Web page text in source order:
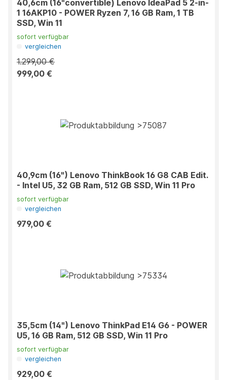
40,6cm (16"convertible) Lenovo IdeaPad 5 2-in-
1 16AKP10 - POWER Ryzen 7, 16 GB Ram, 1 TB
SSD, Win 11
sofort verfügbar
vergleichen
1.299,00 €
999,00 €
40,9cm (16") Lenovo ThinkBook 16 G8 CAB Edit.
- Intel U5, 32 GB Ram, 512 GB SSD, Win 11 Pro
sofort verfügbar
vergleichen
979,00 €
35,5cm (14") Lenovo ThinkPad E14 G6 - POWER
U5, 16 GB Ram, 512 GB SSD, Win 11 Pro
sofort verfügbar
vergleichen
929,00 €